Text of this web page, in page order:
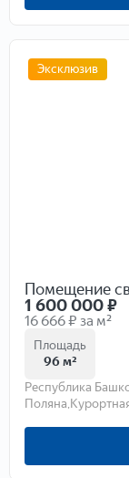
Эксклюзив
Помещение
1 600 000₽
16 666 ₽ за м²
Площадь
96 м²
Республика